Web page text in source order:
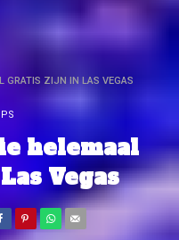
GRATIS ZIJN IN LAS VEGAS
helemaal
Vegas